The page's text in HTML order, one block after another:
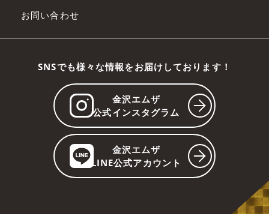
お問い合わせ
SNSでも様々な情報をお届けしております！
金沢エムザ
公式インスタグラム
金沢エムザ
LINE公式アカウント